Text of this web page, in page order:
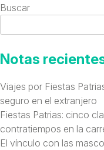
Buscar
Notas
Viajes por Fiestas
seguro en el extranjero
Fiestas Patrias: cinco
contratiempos en la
El vínculo con las